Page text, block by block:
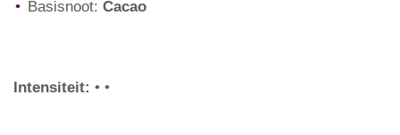
Basisnoot:Cacao
Intensiteit: • •